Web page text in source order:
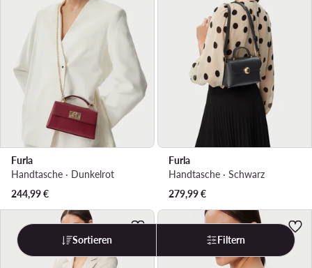
Furla
Handtasche · Dunkelrot
244,99€
Furla
Handtasche · Schwarz
279,99€
Sortieren Filtern